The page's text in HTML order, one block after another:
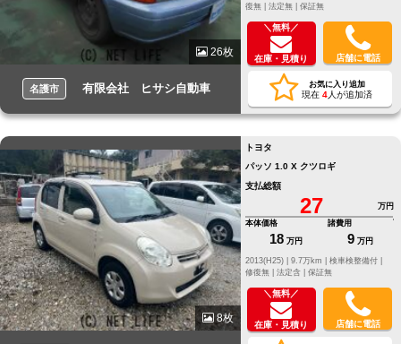
26枚
名護市 有限会社 ヒサシ自動車
復無 | 法定無 | 保証無
＼無料／
在庫・見積り 店舗に電話
お気に入り追加
現在 4人が追加済
8枚
トヨタ
パッソ 1.0 X クツロギ
支払総額
27
万円
本体価格
18 万円
諸費用
9 万円
修復無 | 法定含 | 保証無
＼無料／
在庫・見積り 店舗に電話